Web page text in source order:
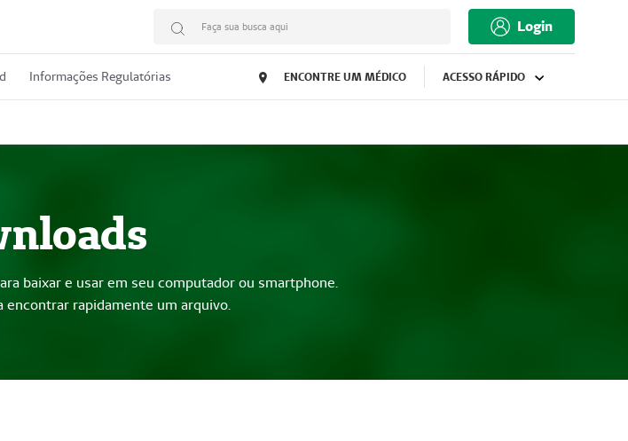
Faça sua busca aqui Login
Informações Regulatórias ENCONTRE UM MÉDICO ACESSO RÁPIDO
baixar e usar em seu computador ou smartphone.
encontrar rapidamente um arquivo.